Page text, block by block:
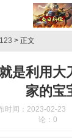
> 正文
是利用大
家的宝
时间：2023-02-23
论：0